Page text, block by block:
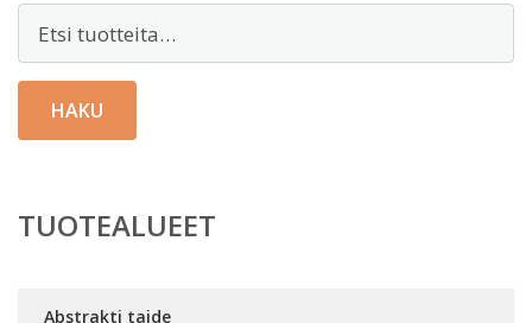
HAKU
TUOTEALUEET
Abstrakti taide